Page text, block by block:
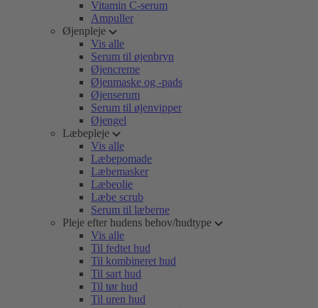
Vitamin C-serum
Ampuller
Øjenpleje
Vis alle
Serum til øjenbryn
Øjencreme
Øjenmaske og -pads
Øjenserum
Serum til øjenvipper
Øjengel
Læbepleje
Vis alle
Læbepomade
Læbemasker
Læbeolie
Læbe scrub
Serum til læberne
Pleje efter hudens behov/hudtype
Vis alle
Til fedtet hud
Til kombineret hud
Til sart hud
Til tør hud
Til uren hud